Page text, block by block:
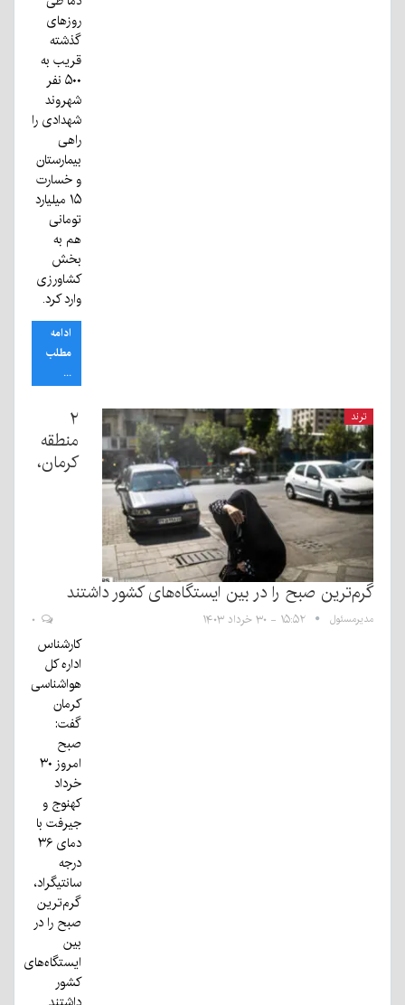
روزهای
گذشته
قریب به
۵۰۰ نفر
شهروند
شهدادی را
راهی
بیمارستان
و خسارت
۱۵ میلیارد
تومانی
هم به
بخش
کشاورزی
وارد کرد.
ادامه
مطلب
...
ترند
۲
منطقه
کرمان،
گرم‌ترین صبح را در بین ایستگاه‌های کشور داشتند
مدیرمسئول ۱۵:۵۲ - ۳۰ خرداد ۱۴۰۳
کارشناس
اداره کل
هواشناسی
کرمان
گفت:
صبح
امروز ۳۰
خرداد
کهنوج و
جیرفت با
دمای ۳۶
درجه
سانتیگراد،
گرم‌ترین
صبح را در
بین
ایستگاه‌های
کشور